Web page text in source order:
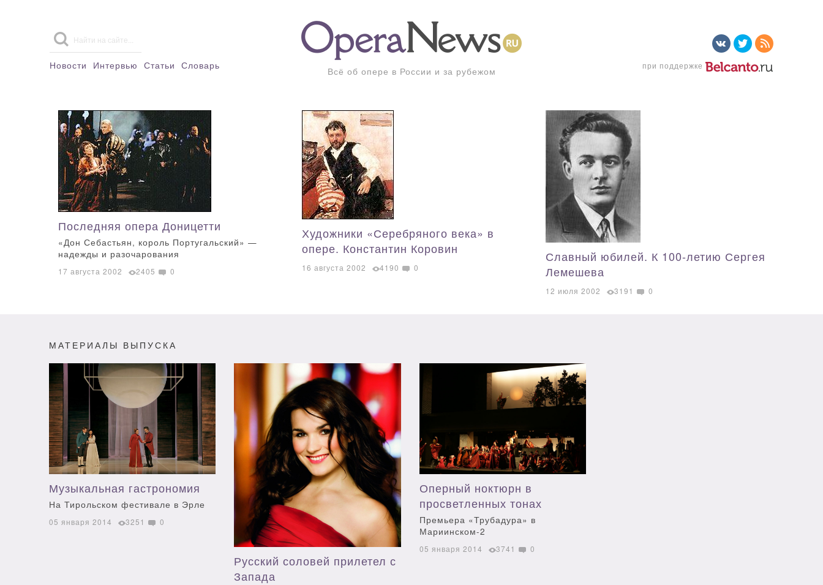
Новости Интервью Статьи Словарь Всё об опере в России и за рубежом при поддержке
Последняя опера Доницетти
«Дон Себастьян, король Португальский» —
надежды и разочарования
17 августа 2002 2405 0
Художники «Серебряного века» в
опере. Константин Коровин
16 августа 2002 4190 0
Славный юбилей. К 100-летию Сергея
Лемешева
12 июля 2002 3191 0
МАТЕРИАЛЫ ВЫПУСКА
Музыкальная гастрономия
На Тирольском фестивале в Эрле
05 января 2014 3251 0
Русский соловей прилетел с
Запада
Оперный ноктюрн в
просветленных тонах
Премьера «Трубадура» в
Мариинском-2
05 января 2014 3741 0